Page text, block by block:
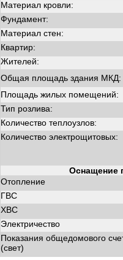
Материал кровли:
Фундамент:
Материал стен:
Квартир:
Жителей:
Общая площадь здания МКД:
Площадь жилых помещений:
Тип розлива:
Количество теплоузлов:
Количество электрощитовых:
Оснащение
Отопление
ГВС
ХВС
Электричество
Показания общедомового
(свет)